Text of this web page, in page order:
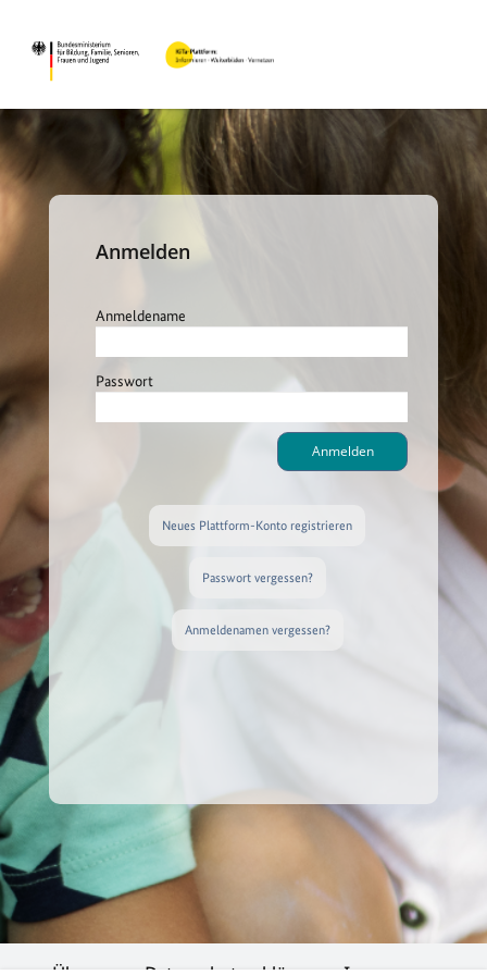
Anmelden
Anmeldename
Passwort
Anmelden
Neues Plattform-Konto registrieren
Passwort vergessen?
Anmeldenamen vergessen?